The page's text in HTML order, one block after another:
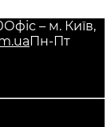
Офіс – м. Київ,
Пн-Пт